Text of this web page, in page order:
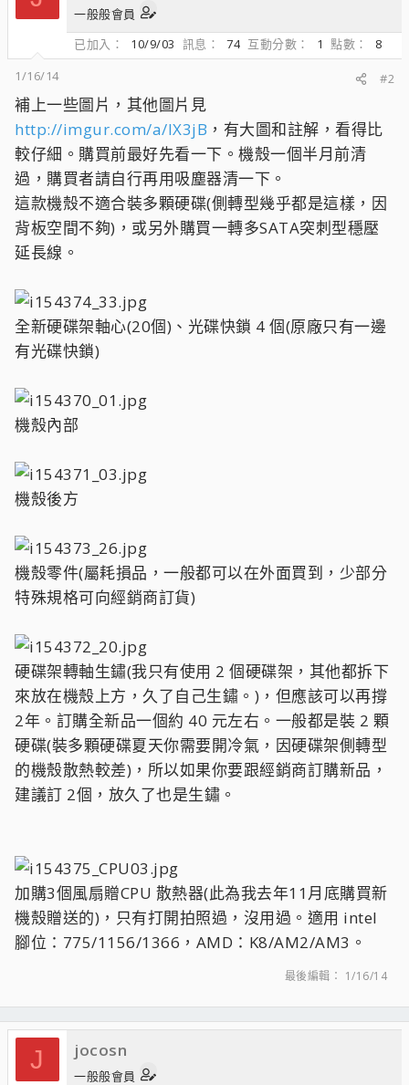
一般般會員
已加入
10/9/03 訊息 74 互動分數 1 點數
8
1/16/14
#2
補上一些圖片，其他圖片見
http://imgur.com/a/lX3jB ，有大圖和註解，看得比
較仔細。購買前最好先看一下。機殼一個半月前清
過，購買者請自行再用吸塵器清一下。
這款機殼不適合裝多顆硬碟(側轉型幾乎都是這樣，因
背板空間不夠)，或另外購買一轉多SATA突刺型穩壓
延長線。
全新硬碟架軸心(20個)、光碟快鎖 4 個(原廠只有一邊
有光碟快鎖)
機殼內部
機殼後方
機殼零件(屬耗損品，一般都可以在外面買到，少部分
特殊規格可向經銷商訂貨)
硬碟架轉軸生鏽(我只有使用 2 個硬碟架，其他都拆下
來放在機殼上方，久了自己生鏽。)，但應該可以再撐
2年。訂購全新品一個約 40 元左右。一般都是裝 2 顆
硬碟(裝多顆硬碟夏天你需要開冷氣，因硬碟架側轉型
的機殼散熱較差)，所以如果你要跟經銷商訂購新品，
建議訂 2個，放久了也是生鏽。
加購3個風扇贈CPU 散熱器(此為我去年11月底購買新
機殼贈送的)，只有打開拍照過，沒用過。適用 intel
腳位：775/1156/1366，AMD：K8/AM2/AM3。
最後編輯： 1/16/14
J jocosn
一般般會員